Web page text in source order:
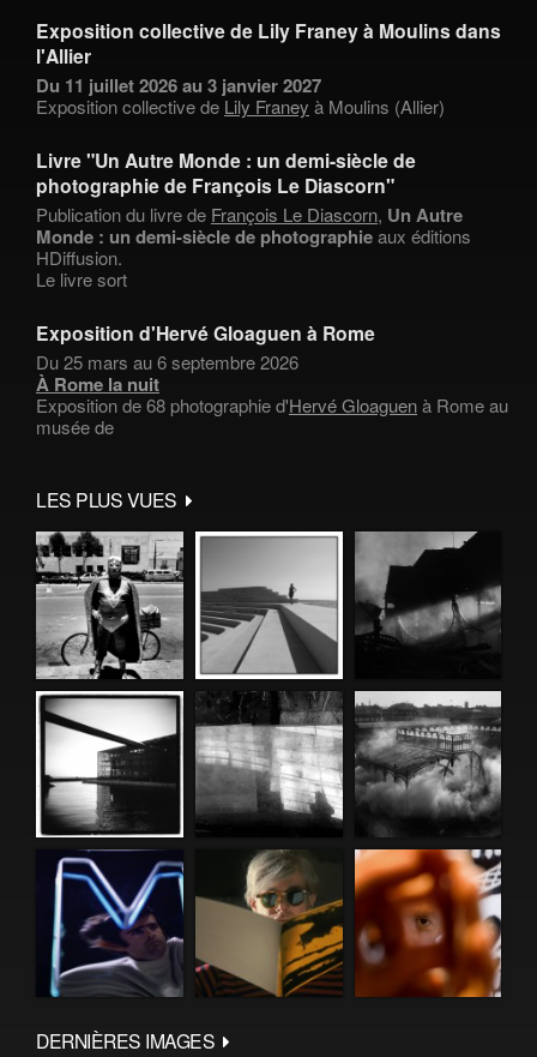
Exposition collective de Lily Franey à Moulins dans
l'Allier
Du 11 juillet 2026 au 3 janvier 2027
Exposition collective de Lily Franey à Moulins (Allier)
Livre "Un Autre Monde : un demi-siècle de
photographie de François Le Diascorn"
Publication du livre de François Le Diascorn, Un Autre
Monde : un demi-siècle de photographieaux éditions
HDiffusion.
Le livre sort
Exposition d'Hervé Gloaguen à Rome
Du 25 mars au 6 septembre 2026
À Rome la nuit
Exposition de 68 photographie d'Hervé Gloaguenà Rome au
musée de
LES PLUS VUES
DERNIÈRES IMAGES